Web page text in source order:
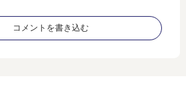
コメントを書き込む